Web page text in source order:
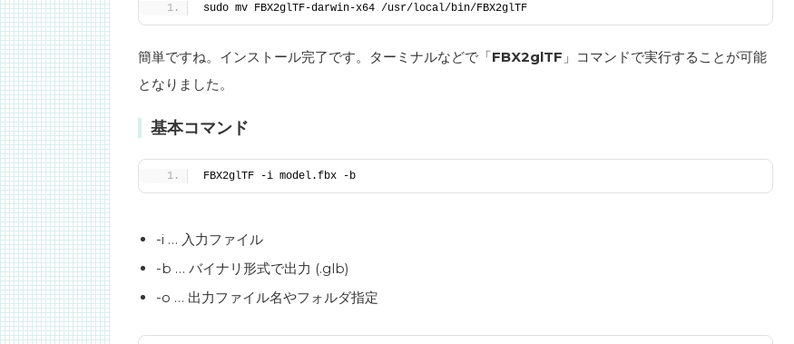
sudo mv FBX2glTF-darwin-x64 /usr/local/bin/FBX2glTF
簡単ですね。インストール完了です。ターミナルなどで「FBX2glTF 」コマンドで実行することが可能
となりました。
基本コマンド
FBX2glTF -i model.fbx -b
-i … 入力ファイル
-b … バイナリ形式で出力 (.glb)
-o … 出力ファイル名やフォルダ指定